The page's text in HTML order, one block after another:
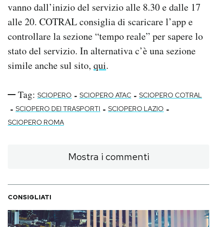
vanno dall’inizio del servizio alle 8.30 e dalle 17
alle 20. COTRAL consiglia di scaricare l’app e
controllare la sezione “tempo reale” per sapere lo
stato del servizio. In alternativa c’è una sezione
simile anche sul sito, qui.
Tag: SCIOPERO - SCIOPERO ATAC - SCIOPERO COTRAL
- SCIOPERO DEI TRASPORTI - SCIOPERO LAZIO -
SCIOPERO ROMA
Mostra i commenti
CONSIGLIATI